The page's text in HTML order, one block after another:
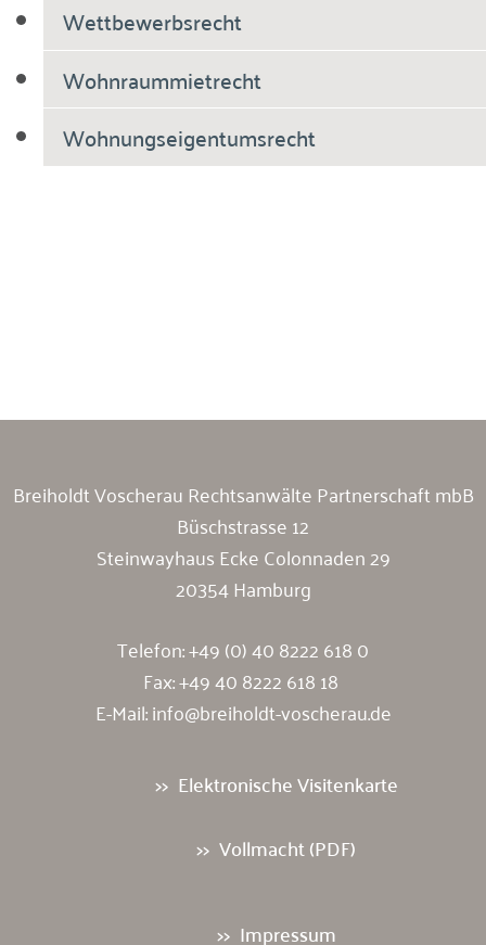
Wettbewerbsrecht
Wohnraummietrecht
Wohnungseigentumsrecht
Breiholdt Voscherau Rechtsanwälte Partnerschaft mbB
Büschstrasse 12
Steinwayhaus Ecke Colonnaden 29
20354 Hamburg
Telefon:+49 (0) 40 8222 618 0
Fax: +49 40 8222 618 18
E-Mail:info@breiholdt-voscherau.de
Elektronische Visitenkarte
Vollmacht (PDF)
Impressum